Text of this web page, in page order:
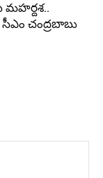
మహర్దశ..
చంద్రబాబు